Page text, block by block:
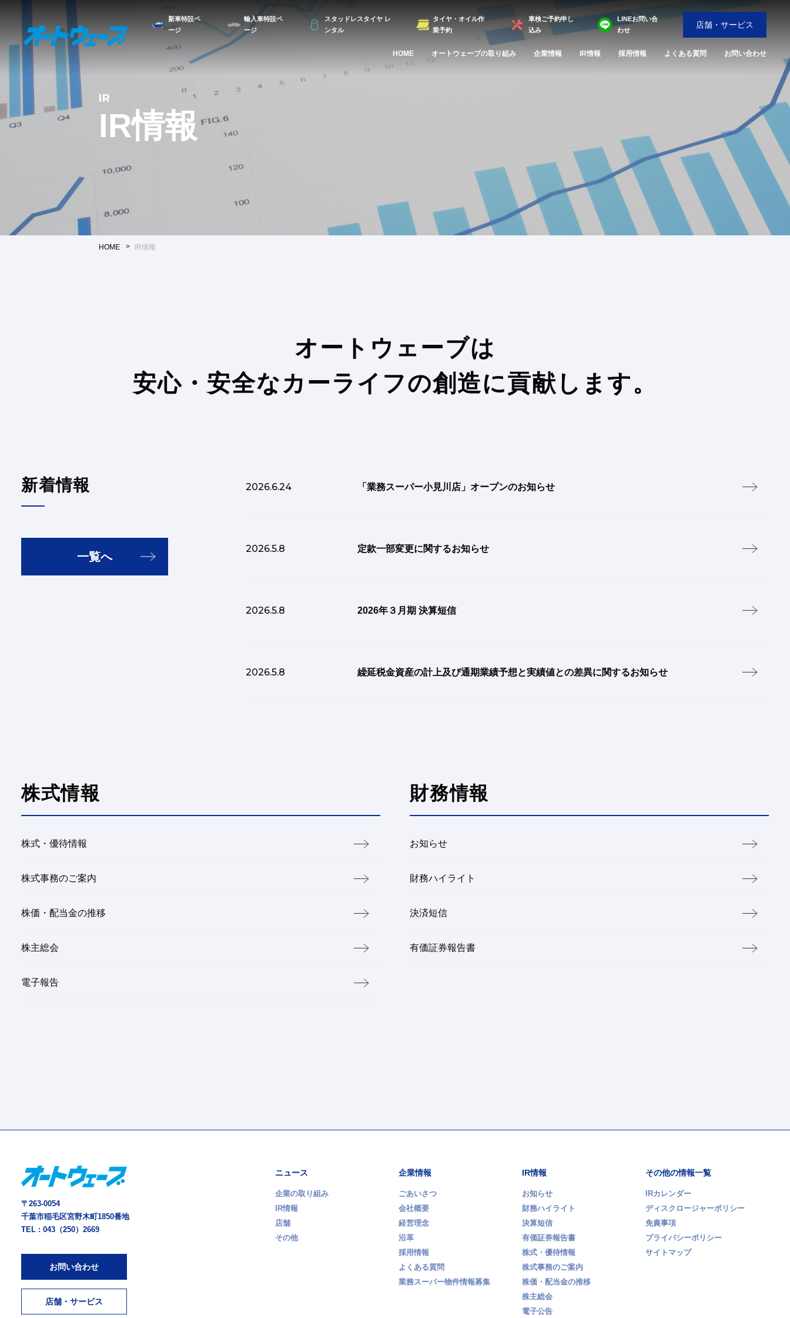
新車特設ペ
ージ
輸入車特設ペ
ージ
スタッドレスタイヤ レ
ンタル
タイヤ・オイル作
業予約
車検ご予約申し
込み
LINEお問い合
わせ
店舗・サービス
HOME オートウェーブの取り組み 企業情報 IR情報 採用情報 よくある質問 お問い合わせ
IR
IR情報
HOME IR情報
オートウェーブは
安心・安全なカーライフの創造に貢献します。
新着情報
一覧へ
2026.6.24 「業務スーパー小見川店」オープンのお知らせ
2026.5.8 定款一部変更に関するお知らせ
2026.5.8 2026年３月期 決算短信
2026.5.8 繰延税金資産の計上及び通期業績予想と実績値との差異に関するお知らせ
株式情報
株式・優待情報
株式事務のご案内
株価・配当金の推移
株主総会
電子報告
財務情報
お知らせ
財務ハイライト
決済短信
有価証券報告書
〒263-0054
千葉市稲毛区宮野木町1850番地
TEL :043（250）2669
お問い合わせ
店舗・サービス
ニュース
企業の取り組み
IR情報
店舗
その他
企業情報
ごあいさつ
会社概要
経営理念
沿革
採用情報
よくある質問
業務スーパー物件情報募集
IR情報
お知らせ
財務ハイライト
決算短信
有価証券報告書
株式・優待情報
株式事務のご案内
株価・配当金の推移
株主総会
電子公告
その他の情報一覧
IRカレンダー
ディスクロージャーポリシー
免責事項
プライバシーポリシー
サイトマップ